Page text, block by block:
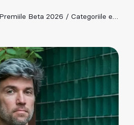
Premiile Beta 2026 / Categoriile ediției 2026